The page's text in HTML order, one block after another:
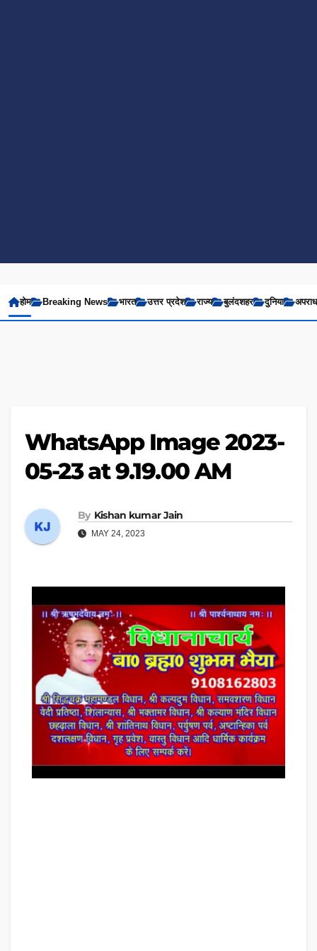
होम Breaking News भारत उत्तर प्रदेश राज्य बुलंदशहर दुनिया अपराध
WhatsApp Image 2023-
05-23 at 9.19.00 AM
By Kishan kumar Jain
MAY 24, 2023